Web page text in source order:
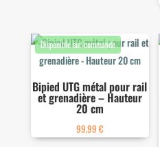
Bipied UTG métal pour rail
et grenadière – Hauteur
20 cm
99,99€